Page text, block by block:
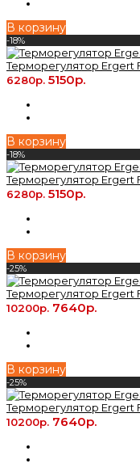
В корзину
-18%
Терморегулятор Ergert
6280р. 5150р.
В корзину
-18%
Терморегулятор Ergert
6280р. 5150р.
В корзину
-25%
Терморегулятор Ergert
10200р. 7640р.
В корзину
-25%
Терморегулятор Ergert
10200р. 7640р.